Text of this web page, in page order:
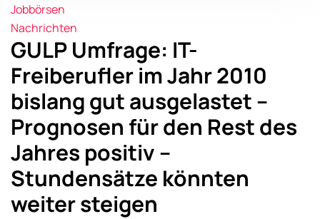
Jobbörsen
Nachrichten
GULP Umfrage: IT-
Freiberufler im Jahr 2010
bislang gut ausgelastet –
Prognosen für den Rest des
Jahres positiv –
Stundensätze könnten
weiter steigen